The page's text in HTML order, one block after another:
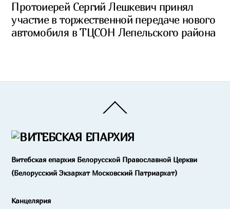
Протоиерей Сергий Лешкевич принял
участие в торжественной передаче нового
автомобиля в ТЦСОН Лепельского района
To
Витебская епархия Белорусской Православной Церкви
(Белорусский Экзархат Московский Патриархат)
Канцелярия